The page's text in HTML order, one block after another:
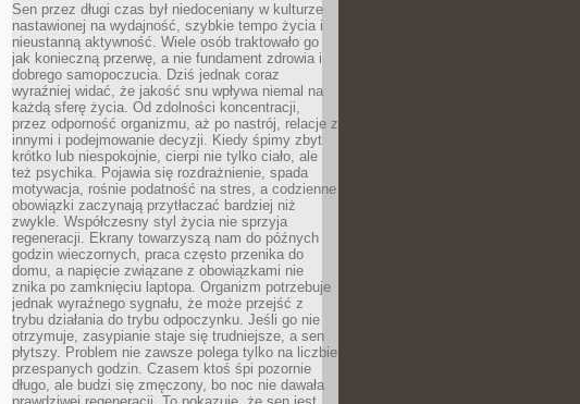
Sen przez długi czas był niedoceniany w kulturze
nastawionej na wydajność, szybkie tempo życia i
nieustanną aktywność. Wiele osób traktowało go
jak konieczną przerwę, a nie fundament zdrowia i
dobrego samopoczucia. Dziś jednak coraz
wyraźniej widać, że jakość snu wpływa niemal na
każdą sferę życia. Od zdolności koncentracji,
przez odporność organizmu, aż po nastrój, relacje z
innymi i podejmowanie decyzji. Kiedy śpimy zbyt
krótko lub niespokojnie, cierpi nie tylko ciało, ale
też psychika. Pojawia się rozdrażnienie, spada
motywacja, rośnie podatność na stres, a codzienne
obowiązki zaczynają przytłaczać bardziej niż
zwykle. Współczesny styl życia nie sprzyja
regeneracji. Ekrany towarzyszą nam do późnych
godzin wieczornych, praca często przenika do
domu, a napięcie związane z obowiązkami nie
znika po zamknięciu laptopa. Organizm potrzebuje
jednak wyraźnego sygnału, że może przejść z
trybu działania do trybu odpoczynku. Jeśli go nie
otrzymuje, zasypianie staje się trudniejsze, a sen
płytszy. Problem nie zawsze polega tylko na liczbie
przespanych godzin. Czasem ktoś śpi pozornie
długo, ale budzi się zmęczony, bo noc nie dawała